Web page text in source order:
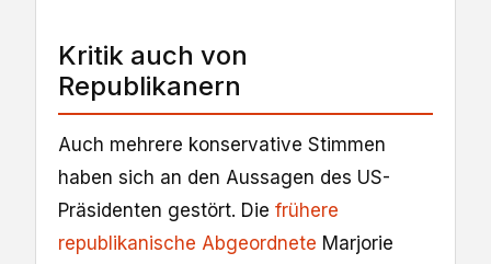
Kritik auch von
Republikanern
Auch mehrere konservative Stimmen
haben sich an den Aussagen des US-
Präsidenten gestört. Die frühere
republikanische Abgeordnete Marjorie